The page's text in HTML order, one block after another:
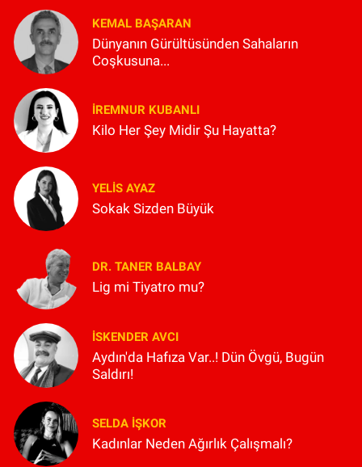
KEMAL BAŞARAN
Dünyanın Gürültüsünden Sahaların
Coşkusuna...
İREMNUR KUBANLI
Kilo Her Şey Midir Şu Hayatta?
YELIS AYAZ
Sokak Sizden Büyük
DR. TANER BALBAY
Lig mi Tiyatro mu?
İSKENDER AVCI
Aydın'da Hafıza Var..! Dün Övgü, Bugün
Saldırı!
SELDA İŞKOR
Kadınlar Neden Ağırlık Çalışmalı?